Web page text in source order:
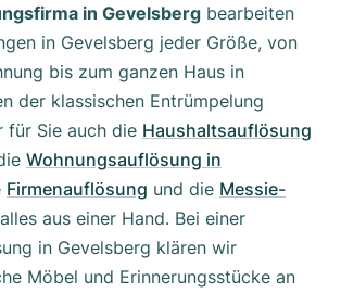
in Gevelsberg bearbeiten
in Gevelsberg jeder Größe, von
bis zum ganzen Haus in
der klassischen Entrümpelung
für Sie auch die Haushaltsauflösung
Wohnungsauflösung in
Firmenauflösung und die Messie-
aus einer Hand. Bei einer
in Gevelsberg klären wir
Möbel und Erinnerungsstücke an